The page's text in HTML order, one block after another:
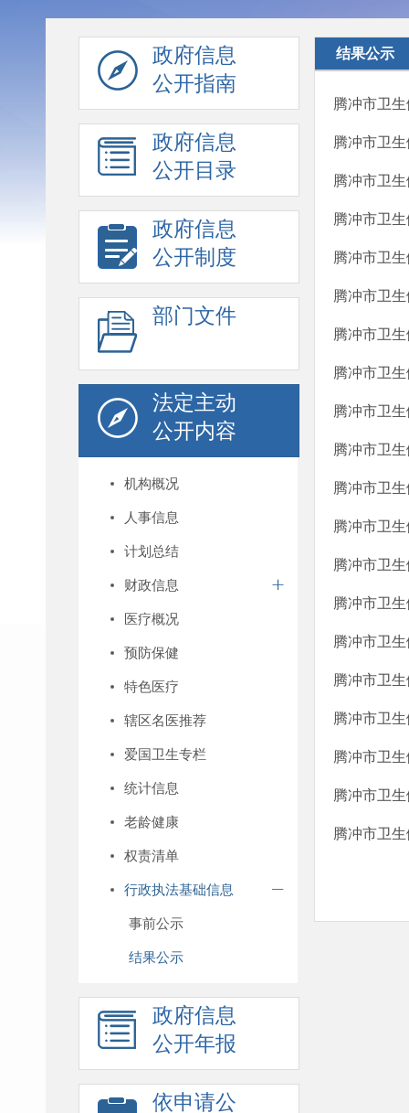
政府信息
公开指南
政府信息
公开目录
政府信息
公开制度
部门文件
法定主动
公开内容
机构概况
人事信息
计划总结
财政信息
医疗概况
预防保健
特色医疗
辖区名医推荐
爱国卫生专栏
统计信息
老龄健康
权责清单
行政执法基础信息
事前公示
结果公示
政府信息
公开年报
依申请公
结果公示
腾冲市卫
腾冲市卫
腾冲市卫
腾冲市卫
腾冲市卫
腾冲市卫
腾冲市卫
腾冲市卫
腾冲市卫
腾冲市卫
腾冲市卫
腾冲市卫
腾冲市卫
腾冲市卫
腾冲市卫
腾冲市卫
腾冲市卫
腾冲市卫
腾冲市卫
腾冲市卫